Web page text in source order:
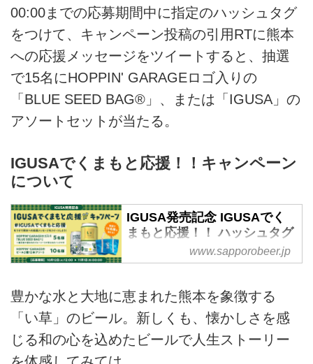
00:00までの応募期間中に指定のハッシュタグ
をつけて、キャンペーン投稿の引用RTに熊本
への応援メッセージをツイートすると、抽選
で15名にHOPPIN' GARAGEロゴ入りの
「BLUE SEED BAG®」、または「IGUSA」の
アソートセットが当たる。
IGUSAでくまもと応援！！キャンペーン
について
IGUSA発売記念 IGUSAでく
まもと応援！！ ハッシュタグ
ツイートキャンペーン| キャ
ンペーン | サッポロビール
HOPPIN' GARAGE公式Twitterア
カウントをフォローし、キャンペ
ーン投稿を引用して、指定のハッ
シュタグをつけて、熊本への応援
www.sapporobeer.jp
豊かな水と大地に恵まれた熊本を象徴する
「い草」のビール。新しくも、懐かしさを感
じる和の心を込めたビールで人生ストーリー